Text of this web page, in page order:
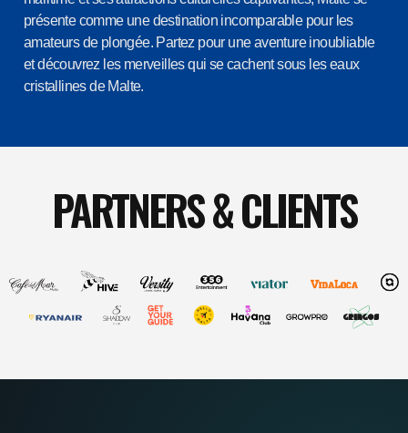
présente comme une destination incomparable pour les
amateurs de plongée. Partez pour une aventure inoubliable
et découvrez les merveilles qui se cachent sous les eaux
cristallines de Malte.
PARTNERS & CLIENTS